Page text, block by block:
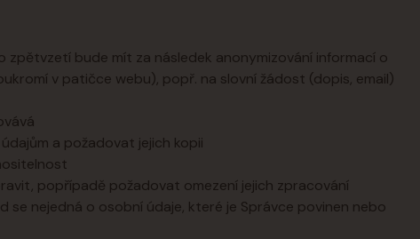
bude mít za následek anonymizování informací o
v patičce webu), popř. na slovní žádost (dopis, email)
a požadovat jejich kopii
popřípadě požadovat omezení jejich zpracování
nejedná o osobní údaje, které je Správce povinen nebo